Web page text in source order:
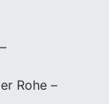
Rohe –